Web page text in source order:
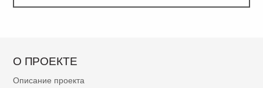
О ПРОЕКТЕ
Описание проекта